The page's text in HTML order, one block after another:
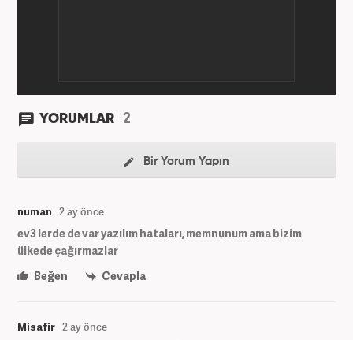
YORUMLAR 2
Bir Yorum Yapın
numan 2 ay önce
ev3 lerde de var yazılım hataları, memnunum ama bizim
ülkede çağırmazlar
Beğen
Cevapla
Misafir 2 ay önce